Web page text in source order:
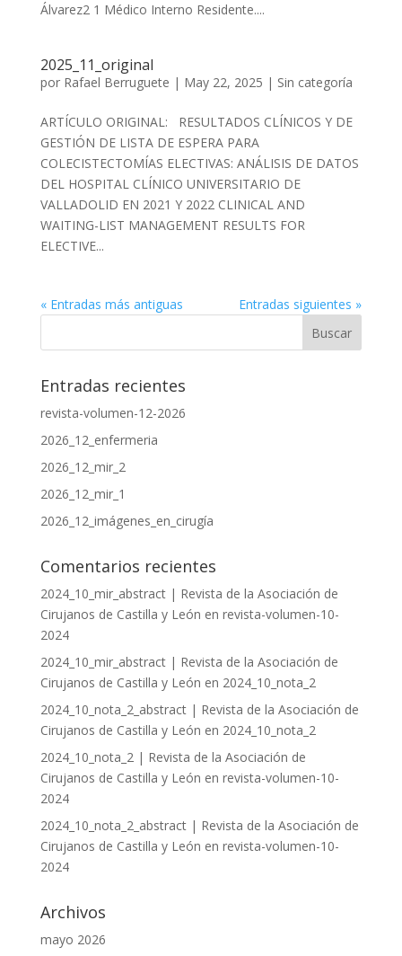
Álvarez2 1 Médico Interno Residente....
2025_11_original
por Rafael Berruguete | May 22, 2025 | Sin categoría
ARTÍCULO ORIGINAL: RESULTADOS CLÍNICOS Y DE
GESTIÓN DE LISTA DE ESPERA PARA
COLECISTECTOMÍAS ELECTIVAS: ANÁLISIS DE DATOS
DEL HOSPITAL CLÍNICO UNIVERSITARIO DE
VALLADOLID EN 2021 Y 2022 CLINICAL AND
WAITING-LIST MANAGEMENT RESULTS FOR
ELECTIVE...
« Entradas más antiguas Entradas siguientes »
Entradas recientes
revista-volumen-12-2026
2026_12_enfermeria
2026_12_mir_2
2026_12_mir_1
2026_12_imágenes_en_cirugía
Comentarios recientes
2024_10_mir_abstract | Revista de la Asociación de
Cirujanos de Castilla y León en revista-volumen-10-
2024
2024_10_mir_abstract | Revista de la Asociación de
Cirujanos de Castilla y León en 2024_10_nota_2
2024_10_nota_2_abstract | Revista de la Asociación de
Cirujanos de Castilla y León en 2024_10_nota_2
2024_10_nota_2 | Revista de la Asociación de
Cirujanos de Castilla y León en revista-volumen-10-
2024
2024_10_nota_2_abstract | Revista de la Asociación de
Cirujanos de Castilla y León en revista-volumen-10-
2024
Archivos
mayo 2026